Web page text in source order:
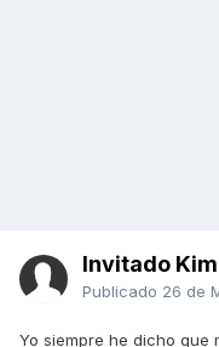
Invitado
Publicado 26 de
Yo siempre he dicho que